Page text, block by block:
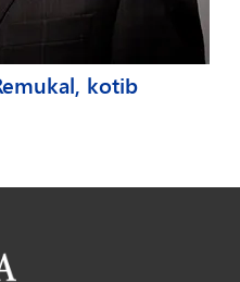
kotib